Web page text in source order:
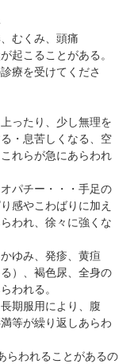
むくみ、頭痛
起こることがある。
療を受けてくださ
ったり、少し無理を
・息苦しくなる、空
れらが急にあらわれ
パチー・・・手足の
感やこわばりに加え
われ、徐々に強くな
ゆみ、発疹、黄疸
）、褐色尿、全身の
われる。
期服用により、腹
等が繰り返しあらわ
らわれることがあるの